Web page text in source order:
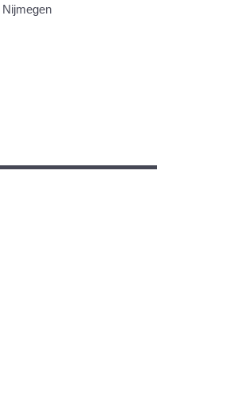
Nijmegen